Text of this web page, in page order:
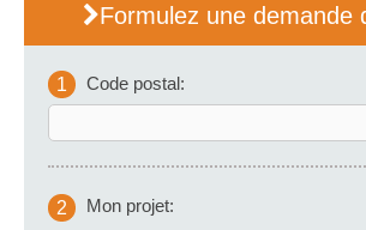
Formulez une demande
1 Code postal:
2 Mon projet: